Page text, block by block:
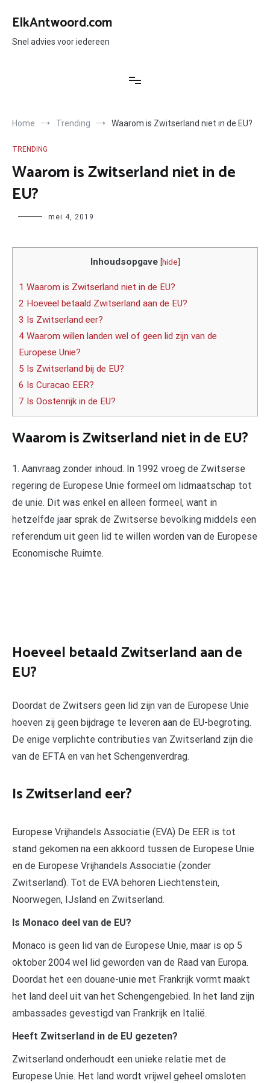
naar
inhoud
ElkAntwoord.com
Snel advies voor iedereen
Home Trending Waarom is Zwitserland niet in de EU?
TRENDING
Waarom is Zwitserland niet in de
EU?
Author mei 4, 2019
Inhoudsopgave [hide]
1 Waarom is Zwitserland niet in de EU?
2 Hoeveel betaald Zwitserland aan de EU?
3 Is Zwitserland eer?
4 Waarom willen landen wel of geen lid zijn van de
Europese Unie?
5 Is Zwitserland bij de EU?
6 Is Curacao EER?
7 Is Oostenrijk in de EU?
Waarom is Zwitserland niet in de EU?
1. Aanvraag zonder inhoud. In 1992 vroeg de Zwitserse
regering de Europese Unie formeel om lidmaatschap tot
de unie. Dit was enkel en alleen formeel, want in
hetzelfde jaar sprak de Zwitserse bevolking middels een
referendum uit geen lid te willen worden van de Europese
Economische Ruimte.
Hoeveel betaald Zwitserland aan de
EU?
Doordat de Zwitsers geen lid zijn van de Europese Unie
hoeven zij geen bijdrage te leveren aan de EU-begroting.
De enige verplichte contributies van Zwitserland zijn die
van de EFTA en van het Schengenverdrag.
Is Zwitserland eer?
Europese Vrijhandels Associatie (EVA) De EER is tot
stand gekomen na een akkoord tussen de Europese Unie
en de Europese Vrijhandels Associatie (zonder
Zwitserland). Tot de EVA behoren Liechtenstein,
Noorwegen, IJsland en Zwitserland.
Is Monaco deel van de EU?
Monaco is geen lid van de Europese Unie, maar is op 5
oktober 2004 wel lid geworden van de Raad van Europa.
Doordat het een douane-unie met Frankrijk vormt maakt
het land deel uit van het Schengengebied. In het land zijn
ambassades gevestigd van Frankrijk en Italië.
Heeft Zwitserland in de EU gezeten?
Zwitserland onderhoudt een unieke relatie met de
Europese Unie. Het land wordt vrijwel geheel omsloten